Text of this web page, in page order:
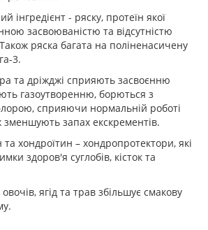
інгредієнт - ряску, протеїн якої
засвоюваністю та відсутністю
ряска багата на поліненасичену
3.
та дріжджі сприяють засвоєнню
газоутворенню, борються з
сприяючи нормальній роботі
запах екскрементів.
хондроїтин – хондропротектори, які
здоров'я суглобів, кісток та
ягід та трав збільшує смакову